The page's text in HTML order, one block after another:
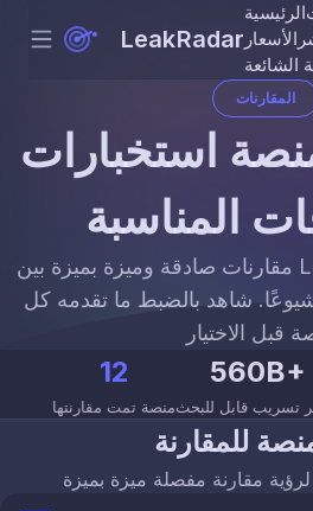
Skip
Menu LeakRadar
الرئيسية
الأسعار
الشائعة
المقارنات
استخبارات
المناسبة
مقارنات صادقة وميزة بميزة بين LeakRadar وأكثر أدوات
شيوعًا. شاهد بالضبط ما تقدمه كل
12
منصة تمت مقارنتها
560B+
تسريب قابل للبحث
للمقارنة